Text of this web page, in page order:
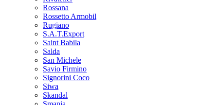
Rossana
Rossetto Armobil
Rugiano
S.A.T.Export
Saint Babila
Salda
San Michele
Savio Firmino
Signorini Coco
Siwa
Skandal